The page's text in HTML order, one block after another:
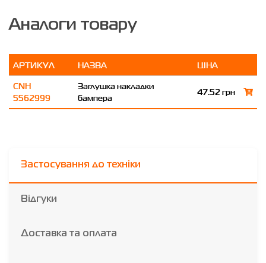
Аналоги товару
АРТИКУЛ НАЗВА
ЦІНА
CNH
5562999
Заглушка накладки
бампера
47.52 грн
Застосування до техніки
Відгуки
Доставка та оплата